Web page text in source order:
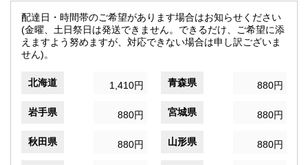
配達日・時間帯のご希望があります場合はお知らせください
(金曜、土日祭日は発送できません。できるだけ、ご希望に添
えますよう努めますが、対応できない場合は申し訳ございま
せん)。
北海道 1,410円 青森県 880円
岩手県 880円 宮城県 880円
秋田県 880円 山形県 880円